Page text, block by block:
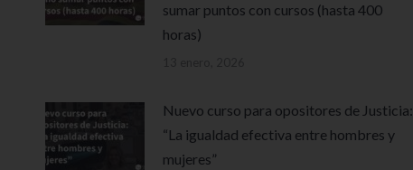
sumar puntos con cursos (hasta 400
horas)
Nuevo curso para opositores de Justicia:
“La igualdad efectiva entre hombres y
mujeres”